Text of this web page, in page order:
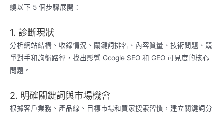
繞以下 5 個步驟展開：
1. 診斷現狀
分析網站結構、收錄情況、關鍵詞排名、內容質量、技術問題、競
爭對手和詢盤路徑，找出影響 Google SEO 和 GEO 可見度的核心
問題。
2. 明確關鍵詞與市場機會
根據客戶業務、產品線、目標市場和買家搜索習慣，建立關鍵詞分